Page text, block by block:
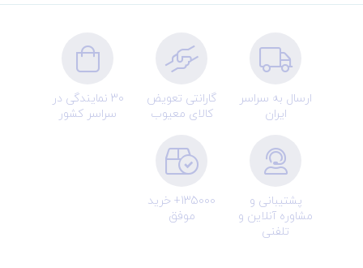
ارسال به سراسر
ایران
گارانتی تعویض
کالای معیوب
30 نمایندگی در
سراسر کشور
پشتیبانی و
مشاوره آنلاین و
تلفنی
135000+ خرید
موفق